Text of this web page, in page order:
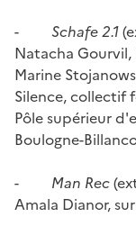
- Schafe 2.1
Natacha
Marine
Silence, collectif
Pôle supérieur
Boulogne-
- Man Rec
Amala Dianor,